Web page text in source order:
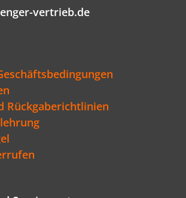
vertrieb.de
Rückgaberichtlinien